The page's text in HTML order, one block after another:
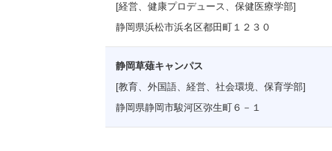
[経営、健康プロデュース、保健医療学部]
静岡県浜松市浜名区都田町１２３０
静岡草薙キャンパス
[教育、外国語、経営、社会環境、保育学部]
静岡県静岡市駿河区弥生町６－１